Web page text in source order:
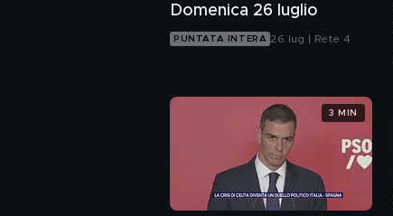
Domenica 26 luglio
PUNTATA INTERA 26 lug | Rete 4
3 MIN